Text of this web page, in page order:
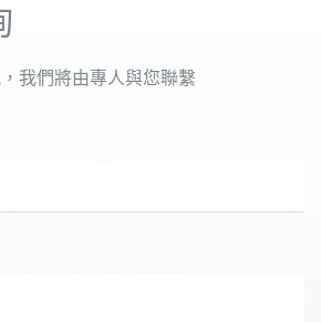
我們將由專人與您聯繫